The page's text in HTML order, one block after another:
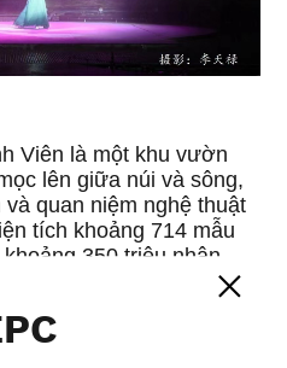
Viên là một khu vườn
lên giữa núi và sông,
quan niệm nghệ thuật
tích khoảng 714 mẫu
350 triệu nhân
hợp văn hóa và giải trí
ngoài đời thực, khu trải
khu giải trí và chăm